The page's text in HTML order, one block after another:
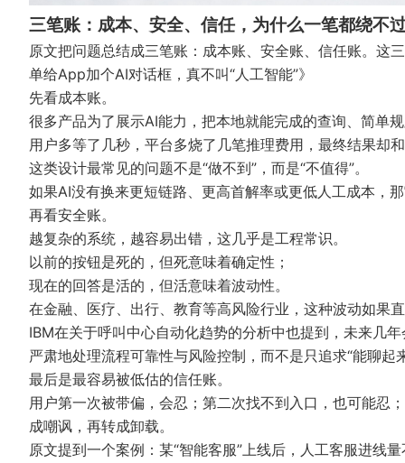
三笔账：成本、安全、信任，为什么一笔都绕不
原文把问题总结成三笔账：成本账、安全账、信任账。这
单给App加个AI对话框，真不叫“人工智能”》
先看成本账。
很多产品为了展示AI能力，把本地就能完成的查询、简单
用户多等了几秒，平台多烧了几笔推理费用，最终结果却
这类设计最常见的问题不是“做不到”，而是“不值得”。
如果AI没有换来更短链路、更高首解率或更低人工成本，
再看安全账。
越复杂的系统，越容易出错，这几乎是工程常识。
以前的按钮是死的，但死意味着确定性；
现在的回答是活的，但活意味着波动性。
在金融、医疗、出行、教育等高风险行业，这种波动如果
IBM在关于呼叫中心自动化趋势的分析中也提到，未来几
严肃地处理流程可靠性与风险控制，而不是只追求“能聊起
最后是最容易被低估的信任账。
用户第一次被带偏，会忍；第二次找不到入口，也可能忍
成嘲讽，再转成卸载。
原文提到一个案例：某“智能客服”上线后，人工客服进线